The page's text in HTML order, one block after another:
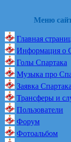
Меню
Главная
Информация о
Голы Спартака
Музыка про
Заявка
Трансферы и
Пользователи
Форум
Фотоальбом